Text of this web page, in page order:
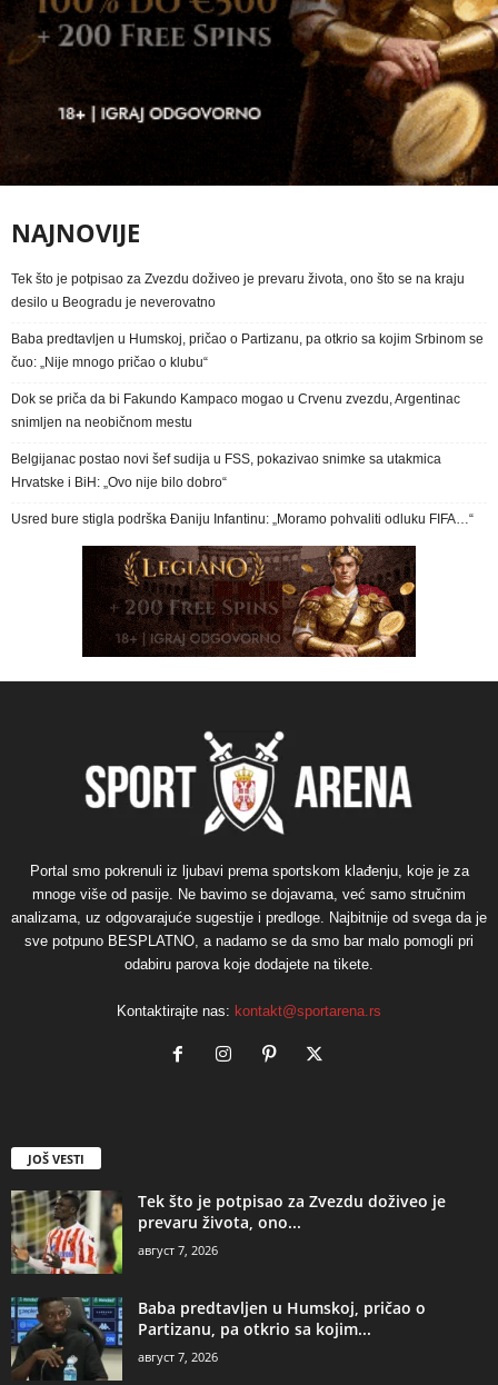
NAJNOVIJE
Tek što je potpisao za Zvezdu doživeo je prevaru života, ono što se na kraju
desilo u Beogradu je neverovatno
Baba predtavljen u Humskoj, pričao o Partizanu, pa otkrio sa kojim Srbinom se
čuo: „Nije mnogo pričao o klubu“
Dok se priča da bi Fakundo Kampaco mogao u Crvenu zvezdu, Argentinac
snimljen na neobičnom mestu
Belgijanac postao novi šef sudija u FSS, pokazivao snimke sa utakmica
Hrvatske i BiH: „Ovo nije bilo dobro“
Usred bure stigla podrška Đaniju Infantinu: „Moramo pohvaliti odluku FIFA…“
Portal smo pokrenuli iz ljubavi prema sportskom klađenju, koje je za
mnoge više od pasije. Ne bavimo se dojavama, već samo stručnim
analizama, uz odgovarajuće sugestije i predloge. Najbitnije od svega da je
sve potpuno BESPLATNO, a nadamo se da smo bar malo pomogli pri
odabiru parova koje dodajete na tikete.
Kontaktirajte nas: kontakt@sportarena.rs
JOŠ VESTI
Tek što je potpisao za Zvezdu doživeo je
prevaru života, ono...
август 7, 2026
Baba predtavljen u Humskoj, pričao o
Partizanu, pa otkrio sa kojim...
август 7, 2026